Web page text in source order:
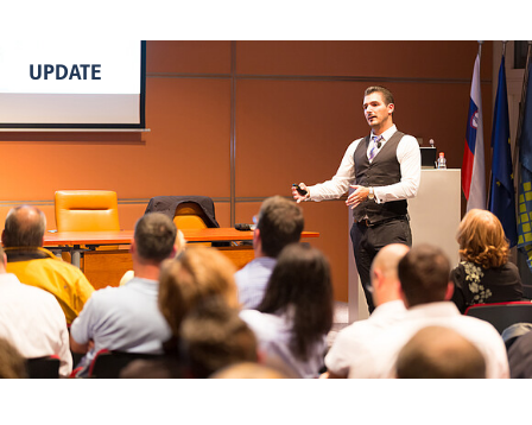
aufrechte Körperhaltung Sicherheit vermittelt, warum
eine authentische Mimik Ihre Botschaften
unterstreicht und wie Sie mit der richtigen
räumlichen Distanz Nähe oder Souveränität
signalisieren. Ausserdem lernen Sie, Gesten gezielt
und zugleich natürlich einzusetzen und durch aktiven
Blickkontakt Vertrauen sowie Aufmerksamkeit zu
gewinnen.
UPDATE